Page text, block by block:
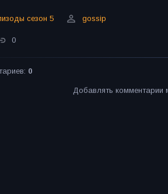
сезон 5 gossip
0
: 0
Добавлять комментарии